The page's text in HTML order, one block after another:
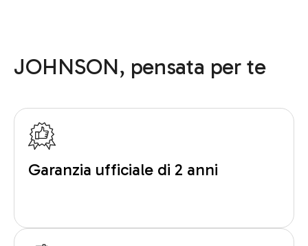
JOHNSON, pensata per te
Garanzia ufficiale di 2 anni